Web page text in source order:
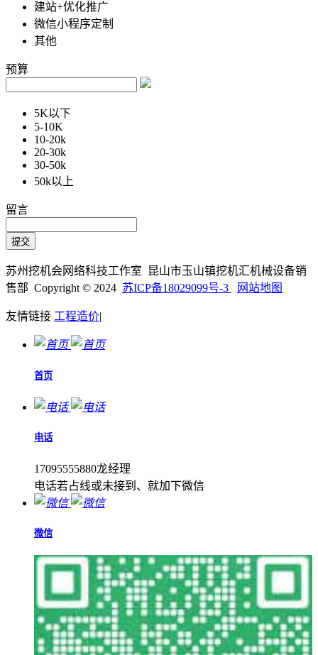
建站+优化推广
微信小程序定制
其他
预算
5K以下
5-10K
10-20k
20-30k
30-50k
50k以上
留言
苏州挖机会网络科技工作室 昆山市玉山镇挖机汇机械设备销
售部 Copyright © 2024 苏ICP备18029099号-3 网站地图
友情链接 工程造价|
首页
电话
17095555880龙经理
电话若占线或未接到、就加下微信
微信